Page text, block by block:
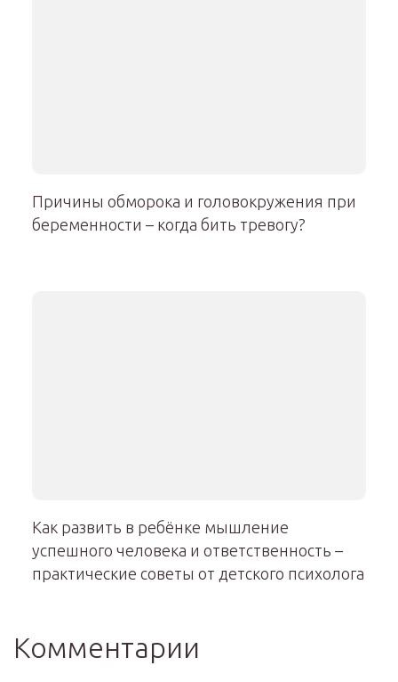
Причины обморока и головокружения при
беременности – когда бить тревогу?
Как развить в ребёнке мышление
успешного человека и ответственность –
практические советы от детского психолога
Комментарии